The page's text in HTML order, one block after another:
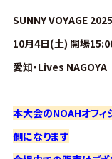
グ・
ノ
ア
公
SUNNY VOYAGE 2025
10月4日(土) 開場
愛知・Lives NAGOYA
本大会のNOAHオフィ
側になります